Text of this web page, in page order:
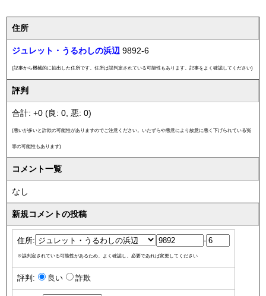
住所
ジュレット・うるわしの浜辺 9892-6
(記事から機械的に抽出した住所です。住所は誤判定されている可能性もあります。記事をよく確認してください)
評判
合計: +0 (良: 0, 悪: 0)
(悪いが多いと詐欺の可能性がありますのでご注意ください。いたずらや悪意により故意に悪く下げられている冤
罪の可能性もあります)
コメント一覧
なし
新規コメントの投稿
住所: -
※誤判定されている可能性があるため、よく確認し、必要であれば変更してください
評判: 良い 詐欺